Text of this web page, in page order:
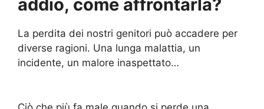
addio, come affrontarla?
La perdita dei nostri genitori può accadere per
diverse ragioni. Una lunga malattia, un
incidente, un malore inaspettato…